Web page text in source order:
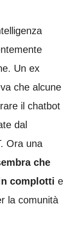
Un ex
che alcune
il chatbot
dal
Ora una
che
complotti e
la comunità